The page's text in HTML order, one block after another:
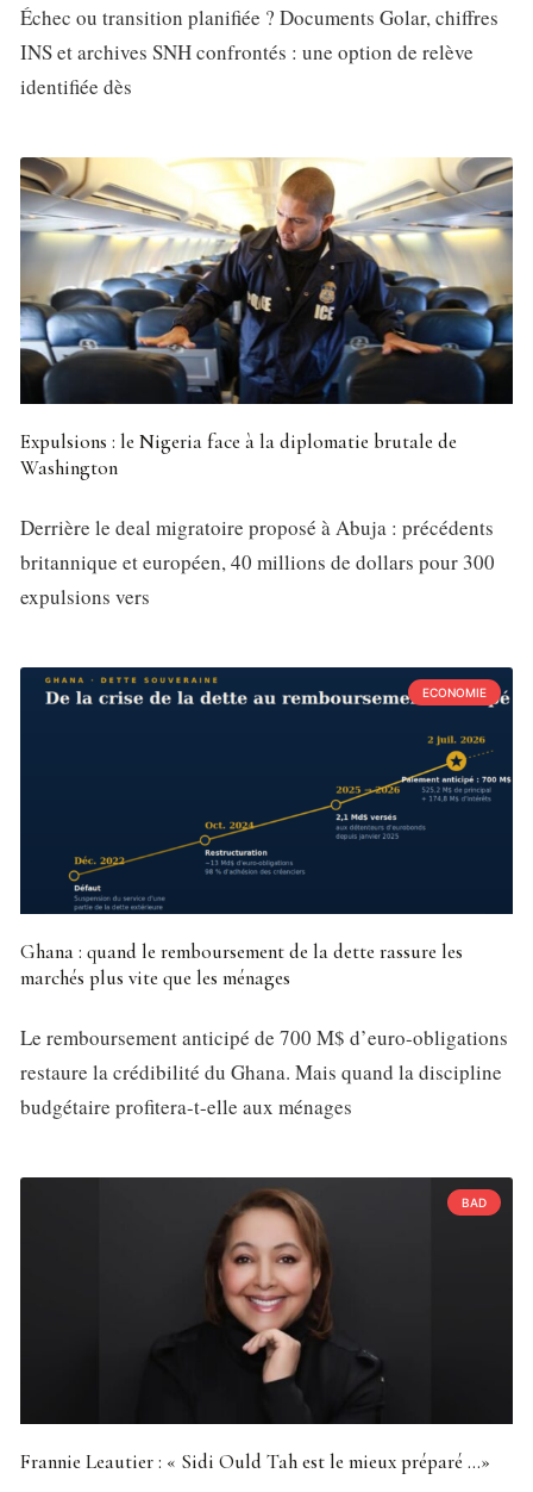
Échec ou transition planifiée ? Documents Golar, chiffres
INS et archives SNH confrontés : une option de relève
identifiée dès
Expulsions : le Nigeria face à la diplomatie brutale de
Washington
Derrière le deal migratoire proposé à Abuja : précédents
britannique et européen, 40 millions de dollars pour 300
expulsions vers
ECONOMIE
Ghana : quand le remboursement de la dette rassure les
marchés plus vite que les ménages
Le remboursement anticipé de 700 M$ d’euro-obligations
restaure la crédibilité du Ghana. Mais quand la discipline
budgétaire profitera-t-elle aux ménages
BAD
Frannie Leautier : « Sidi Ould Tah est le mieux préparé …»